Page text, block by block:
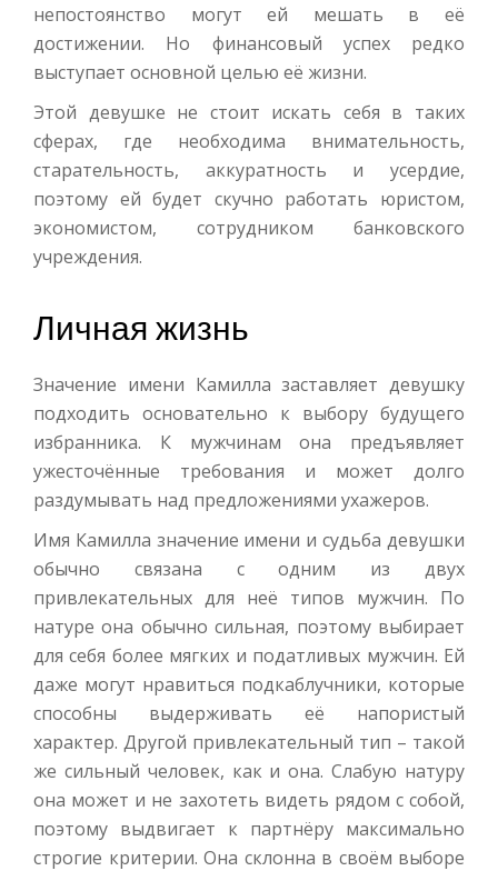
непостоянство могут ей мешать в её
достижении. Но финансовый успех редко
выступает основной целью её жизни.
Этой девушке не стоит искать себя в таких
сферах, где необходима внимательность,
старательность, аккуратность и усердие,
поэтому ей будет скучно работать юристом,
экономистом, сотрудником банковского
учреждения.
Личная жизнь
Значение имени Камилла заставляет девушку
подходить основательно к выбору будущего
избранника. К мужчинам она предъявляет
ужесточённые требования и может долго
раздумывать над предложениями ухажеров.
Имя Камилла значение имени и судьба девушки
обычно связана с одним из двух
привлекательных для неё типов мужчин. По
натуре она обычно сильная, поэтому выбирает
для себя более мягких и податливых мужчин. Ей
даже могут нравиться подкаблучники, которые
способны выдерживать её напористый
характер. Другой привлекательный тип – такой
же сильный человек, как и она. Слабую натуру
она может и не захотеть видеть рядом с собой,
поэтому выдвигает к партнёру максимально
строгие критерии. Она склонна в своём выборе